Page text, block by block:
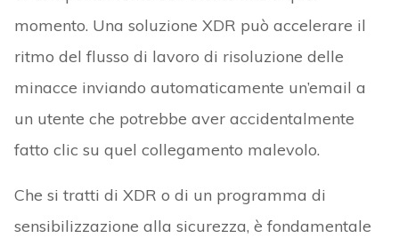
momento. Una soluzione XDR può accelerare il
ritmo del flusso di lavoro di risoluzione delle
minacce inviando automaticamente un’email a
un utente che potrebbe aver accidentalmente
fatto clic su quel collegamento malevolo.
Che si tratti di XDR o di un programma di
sensibilizzazione alla sicurezza, è fondamentale